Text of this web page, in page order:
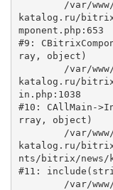
katalog.ru/bitrix/
mponent.php:653
#9:
ray, object)
katalog.ru/bitrix/
in.php:1038
#10: CAllMain-
rray, object)
katalog.ru/bitrix/
nts/bitrix/news/
#11: